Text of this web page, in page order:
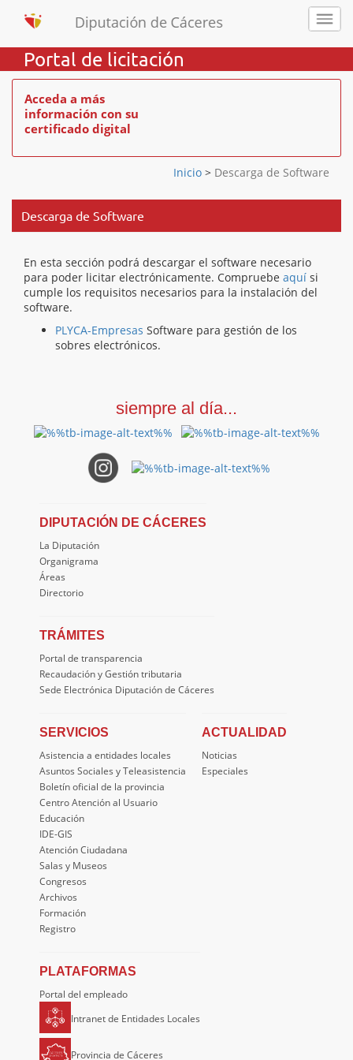
Portal de licitación
Acceda a más
información con su
certificado digital
Inicio > Descarga de Software
Descarga de Software
En esta sección podrá descargar el software necesario
para poder licitar electrónicamente. Compruebe aquí si
cumple los requisitos necesarios para la instalación del
software.
PLYCA-Empresas Software para gestión de los
sobres electrónicos.
siempre al día...
DIPUTACIÓN DE CÁCERES
La Diputación
Organigrama
Áreas
Directorio
TRÁMITES
Portal de transparencia
Recaudación y Gestión tributaria
Sede Electrónica Diputación de Cáceres
SERVICIOS
Asistencia a entidades locales
Asuntos Sociales y Teleasistencia
Boletín oficial de la provincia
Centro Atención al Usuario
Educación
IDE-GIS
Atención Ciudadana
Salas y Museos
Congresos
Archivos
Formación
Registro
ACTUALIDAD
Noticias
Especiales
PLATAFORMAS
Portal del empleado
Intranet de Entidades Locales
Provincia de Cáceres